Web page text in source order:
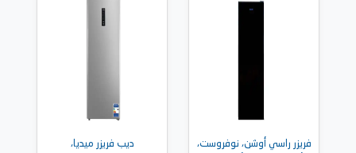
فريزر راسي أوشن، نوفروست،
ديب فريزر ميديا،